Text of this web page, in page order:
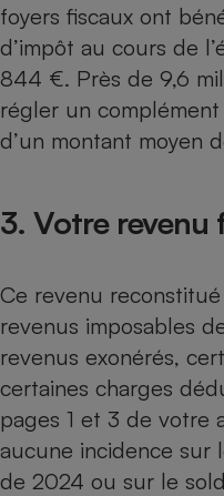
foyers fiscaux ont
d’impôt au cours de
844 €. Près de 9,6
régler un complément
d’un montant moyen
3. Votre revenu
Ce revenu
revenus imposables
revenus exonérés,
certaines charges
pages 1 et 3 de votre
aucune incidence
de 2024 ou sur le